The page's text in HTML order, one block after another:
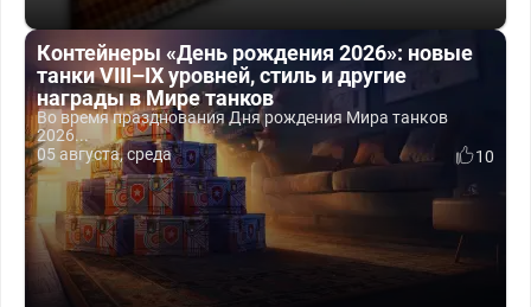
Контейнеры «День рождения 2026»: новые
танки VIII–IX уровней, стиль и другие
награды в Мире танков
Во время празднования Дня рождения Мира танков
2026...
05 августа, среда
10